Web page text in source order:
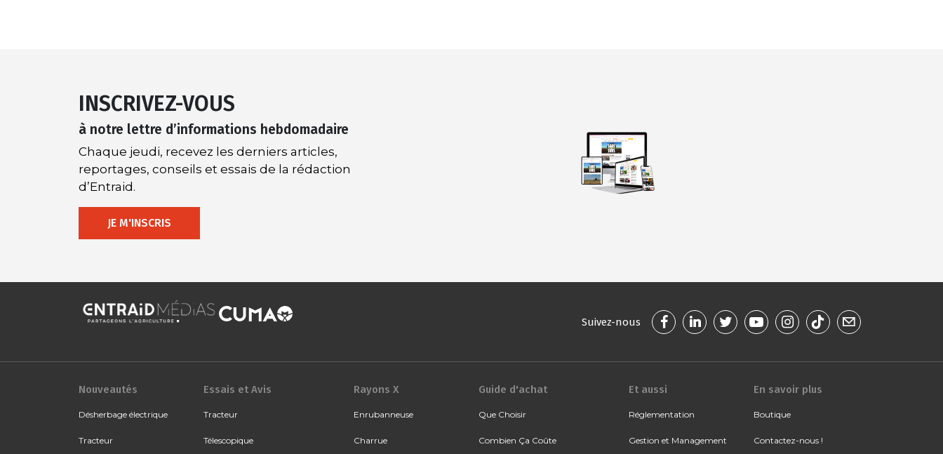
INSCRIVEZ-VOUS
à notre lettre d’informations hebdomadaire
Chaque jeudi, recevez les derniers articles,
reportages, conseils et essais de la rédaction
d’Entraid.
JE M'INSCRIS
Suivez-nous
Nouveautés
Désherbage électrique
Tracteur
Essais et Avis
Tracteur
Télescopique
Rayons X
Enrubanneuse
Charrue
Guide d'achat
Que Choisir
Combien Ça Coûte
Et aussi
Réglementation
Gestion et Management
En savoir plus
Boutique
Contactez-nous !